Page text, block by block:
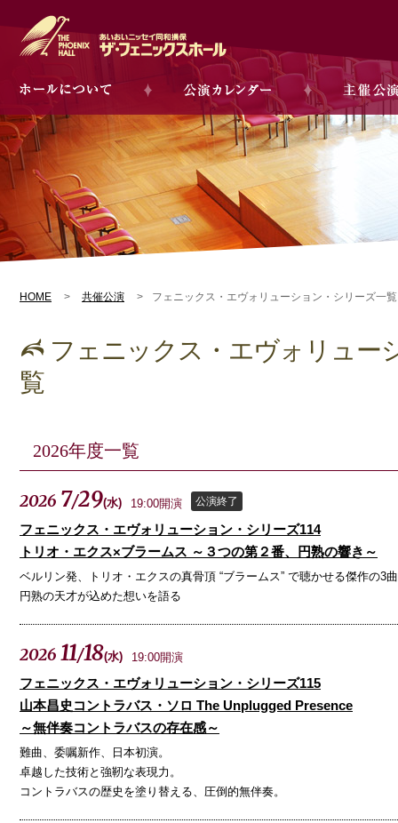
HOME 共催公演 フェニックス・エヴォリューション・シリーズ一覧
フェニックス・エヴォリュー
覧
2026年度一覧
2026 7/29(水) 19:00開演 公演終了
フェニックス・エヴォリューション・シリーズ114
トリオ・エクス×ブラームス ～３つの第２番、円熟の響き～
ベルリン発、トリオ・エクスの真骨頂 “ブラームス” で聴かせる傑作の3曲
円熟の天才が込めた想いを語る
2026 11/18(水) 19:00開演
フェニックス・エヴォリューション・シリーズ115
山本昌史コントラバス・ソロ The Unplugged Presence
～無伴奏コントラバスの存在感～
難曲、委嘱新作、日本初演。
卓越した技術と強靭な表現力。
コントラバスの歴史を塗り替える、圧倒的無伴奏。